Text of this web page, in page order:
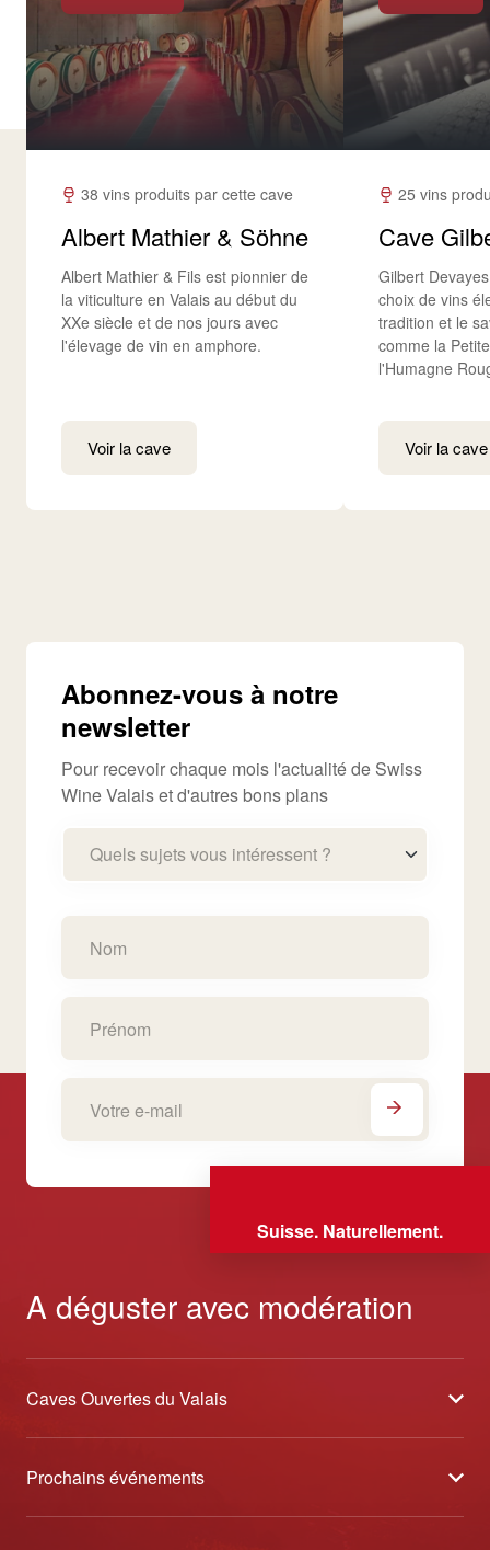
38 vins produits par cette cave
Albert Mathier & Söhne
Albert Mathier & Fils est pionnier de
la viticulture en Valais au début du
XXe siècle et de nos jours avec
l'élevage de vin en amphore.
Voir la cave
25 vins
Cave
Gilbert
choix de vins
tradition et le
comme la
l'Humagne
Voir la cave
Abonnez-vous à notre
newsletter
Pour recevoir chaque mois l'actualité de Swiss
Wine Valais et d'autres bons plans
Quels sujets vous intéressent ?
Suisse. Naturellement.
A déguster avec modération
Caves Ouvertes du Valais
À propos
Partenaires
Prochains événements
Tavolata des Vins du Valais